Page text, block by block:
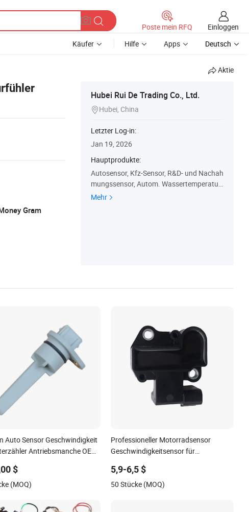
Poste mein RFQ
Einloggen
Käufer Hilfe Apps Deutsch
Aktie
Gram
Hubei Rui De Trading Co., Ltd.
Hubei, China
Letzter Log-in:
Jan 19, 2026
Hauptprodukte:
Autosensor, Kfz-Sensor, R&D- und Nachah
mungssensor, Autom. Wassertemperatur
sensor, Autoteile, Nockenwellenpositionss
Mehr
Auto Sensor Geschwindigkeit
Antriebsmanche OEM
$
(MOQ)
Professioneller Motorradsensor
Geschwindigkeitsensor für
5,9-6,5 $
50 Stücke (MOQ)